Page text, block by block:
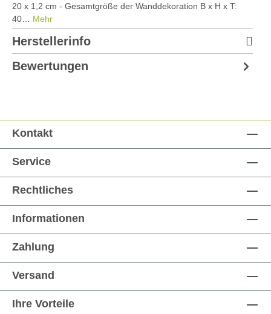
20 x 1,2 cm - Gesamtgröße der Wanddekoration B x H x T:
40… Mehr
Herstellerinfo
Bewertungen
Kontakt
Service
Rechtliches
Informationen
Zahlung
Versand
Ihre Vorteile